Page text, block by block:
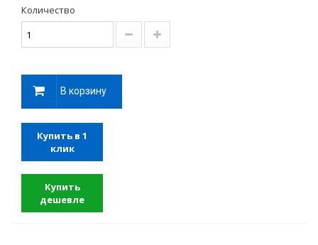
Количество
В корзину
Купить в 1
клик
Купить
дешевле